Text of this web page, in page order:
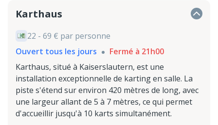
Karthaus
22 - 69 € par personne
Ouvert tous les jours
Fermé à 21h00
Karthaus, situé à Kaiserslautern, est une
installation exceptionnelle de karting en salle. La
piste s'étend sur environ 420 mètres de long, avec
une largeur allant de 5 à 7 mètres, ce qui permet
d'accueillir jusqu'à 10 karts simultanément.